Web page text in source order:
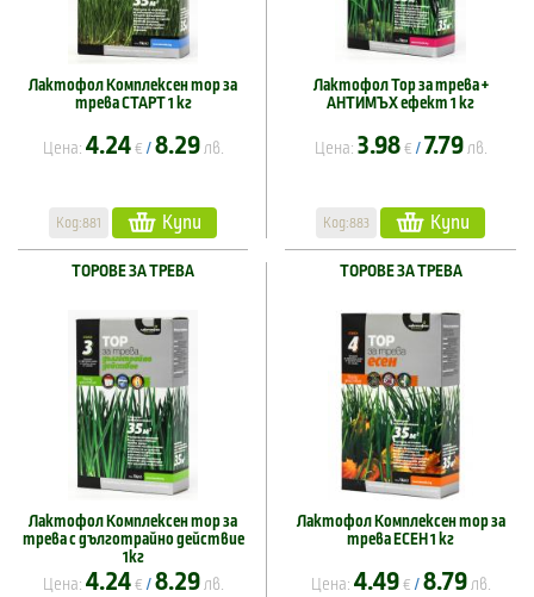
Лактофол Комплексен тор за
трева СТАРТ 1 кг
Цена: 4.24 € / 8.29 лв.
Код:881 Купи
Лактофол Тор за трева +
АНТИМЪХ ефект 1 кг
Цена: 3.98 € / 7.79 лв.
Код:883 Купи
ТОРОВЕ ЗА ТРЕВА
Лактофол Комплексен тор за
трева с дълготрайно действие
1кг
Цена: 4.24 € / 8.29 лв.
ТОРОВЕ ЗА ТРЕВА
Лактофол Комплексен тор за
трева ЕСЕН 1 кг
Цена: 4.49 € / 8.79 лв.